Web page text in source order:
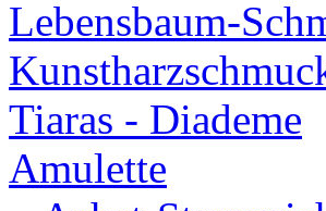
Lebensbaum-
Tiaras - Diademe
Amulette